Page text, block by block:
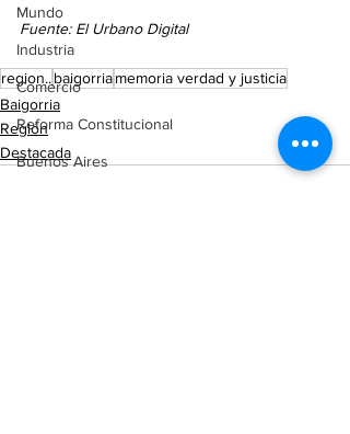
Mundo
Industria
Comercio
Reforma Constitucional
Buenos Aires
Fuente: El Urbano Digital
region.. baigorriamemoria verdad y justicia
Baigorria
Región
Destacada